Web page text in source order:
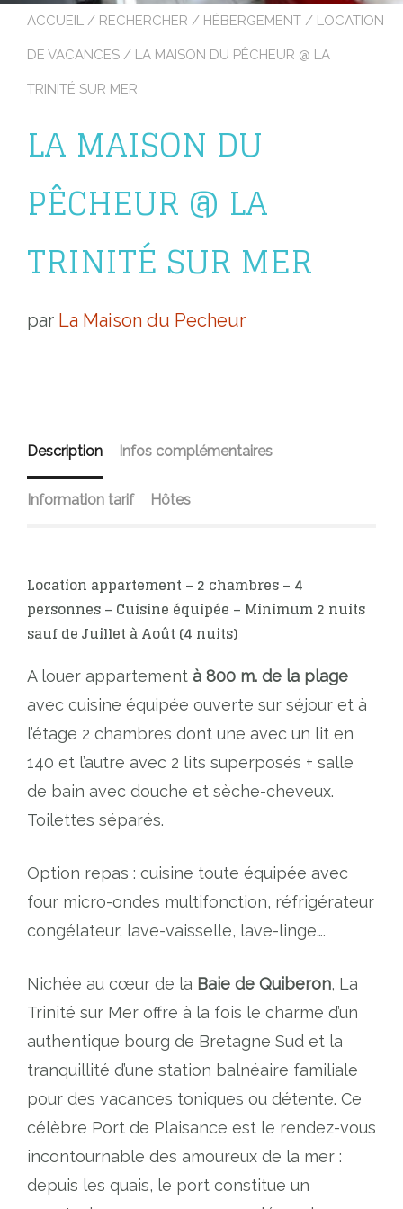
ACCUEIL / RECHERCHER / HÉBERGEMENT / LOCATION
DE VACANCES / LA MAISON DU PÊCHEUR @ LA
TRINITÉ SUR MER
LA MAISON DU
PÊCHEUR @ LA
TRINITÉ SUR MER
par La Maison du Pecheur
Description Infos complémentaires
Information tarif Hôtes
Location appartement – 2 chambres – 4
personnes – Cuisine équipée – Minimum 2 nuits
sauf de Juillet à Août (4 nuits)
A louer appartement à 800 m. de la plage
avec cuisine équipée ouverte sur séjour et à
l’étage 2 chambres dont une avec un lit en
140 et l’autre avec 2 lits superposés + salle
de bain avec douche et sèche-cheveux.
Toilettes séparés.
Option repas : cuisine toute équipée avec
four micro-ondes multifonction, réfrigérateur
congélateur, lave-vaisselle, lave-linge….
Nichée au cœur de la Baie de Quiberon, La
Trinité sur Mer offre à la fois le charme d’un
authentique bourg de Bretagne Sud et la
tranquillité d’une station balnéaire familiale
pour des vacances toniques ou détente. Ce
célèbre Port de Plaisance est le rendez-vous
incontournable des amoureux de la mer :
depuis les quais, le port constitue un